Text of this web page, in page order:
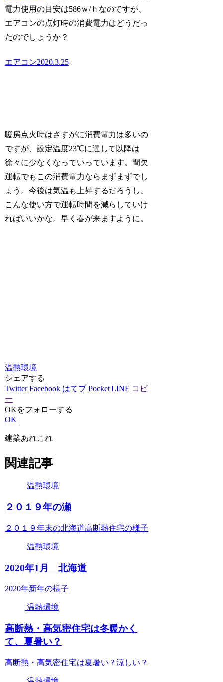
電力使用の目安は586ｗ/ｈなのですが、
エアコンの点灯時の消費電力はどうだっ
たのでしょうか？
エアコン2020.3.25
暖房点火時はさすがに消費電力は多いの
ですが、設定温度23℃に達して以降は
徐々に少なくなっていっています。間欠
運転でもこの消費電力ならまずまずでし
ょう。今後は気温も上昇するだろうし、
こんな使い方で運転時間を減らしていけ
ればいいかな。早く春が来ますように。
温熱環境
シェアする
Twitter Facebook はてブ Pocket LINE コピ
ー
OKをフォローする
OK
建築あれこれ
関連記事
温熱環境
２０１９年の瀬
２０１９年末の北海道高断熱住宅の様子
温熱環境
2020年1月 北海道
2020年新年の様子
温熱環境
高断熱・高気密住宅は冬暖かく
て、夏暑い？
高断熱・高気密住宅は夏暑い？涼しい？